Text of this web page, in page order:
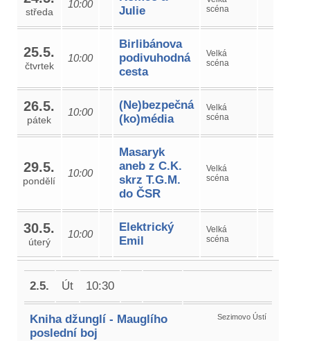
středa
10:00
Julie
scéna
25.5.
čtvrtek
10:00
Birlibánova
podivuhodná
cesta
Velká
scéna
26.5.
pátek
10:00
(Ne)bezpečná
(ko)média
Velká
scéna
29.5.
pondělí
10:00
Masaryk
aneb z C.K.
skrz T.G.M.
do ČSR
Velká
scéna
30.5.
úterý
10:00
Elektrický
Emil
Velká
scéna
2.5. Út 10:30
Kniha džunglí - Mauglího
poslední boj
Sezimovo Ústí